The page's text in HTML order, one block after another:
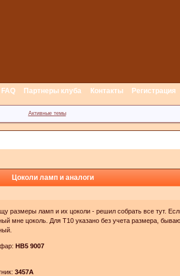
FAQ Партнеры клуба Контакты Регистрация
Активные темы
Цоколи ламп и аналоги
размеры ламп и их цоколи - решил собрать все тут.
мне цоколь. Для Т10 указано без учета размера,
фар:HB5 9007
3457A